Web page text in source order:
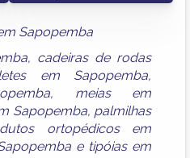
Sapopemba
, cadeiras de rodas
em Sapopemba,
, meias em
Sapopemba, palmilhas
ortopédicos em
e tipóias em